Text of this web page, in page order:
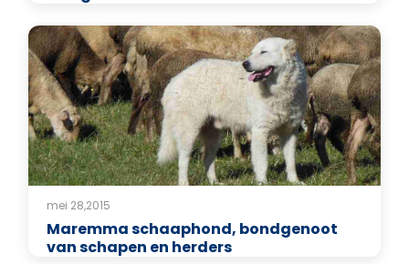
mei 28,2015
Maremma schaaphond, bondgenoot
van schapen en herders